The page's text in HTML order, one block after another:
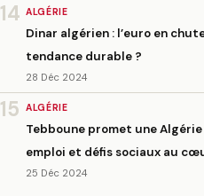
14 ALGÉRIE
Dinar algérien : l’euro en
tendance durable ?
28 Déc 2024
15 ALGÉRIE
Tebboune promet une
emploi et défis sociaux au
25 Déc 2024